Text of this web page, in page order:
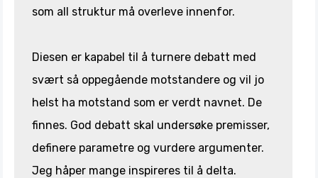
som all struktur må overleve innenfor.
Diesen er kapabel til å turnere debatt med
svært så oppegående motstandere og vil jo
helst ha motstand som er verdt navnet. De
finnes. God debatt skal undersøke premisser,
definere parametre og vurdere argumenter.
Jeg håper mange inspireres til å delta.